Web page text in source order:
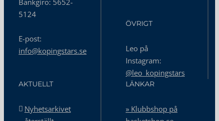
Bankgiro: 5652-
5124
E-post:
info@kopingstars.se
ÖVRIGT
Leo på
Instagram:
@leo_kopingstars
AKTUELLT
Nyhetsarkivet
LÄNKAR
» Klubbshop på